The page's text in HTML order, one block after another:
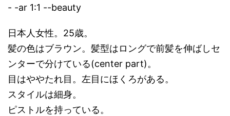
- -ar 1:1 --beauty
日本人女性。25歳。
髪の色はブラウン。髪型はロングで前髪を伸ばしセ
ンターで分けている(center part)。
目はややたれ目。左目にほくろがある。
スタイルは細身。
ピストルを持っている。